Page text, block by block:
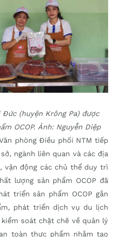
(huyện Krông Pa) được
OCOP. Ảnh: Nguyễn Diệp
phòng Điều phối NTM tiếp
ngành liên quan và các địa
vận động các chủ thể duy trì
lượng sản phẩm OCOP đã
triển sản phẩm OCOP gắn
phát triển dịch vụ du lịch
soát chặt chẽ về quản lý
toàn thực phẩm nhằm tạo